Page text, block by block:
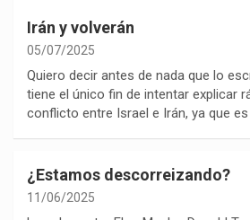
Irán y volverán
05/07/2025
Quiero decir antes de nada que lo
tiene el único fin de intentar explicar
conflicto entre Israel e Irán, ya que
¿Estamos descorreizando?
11/06/2025